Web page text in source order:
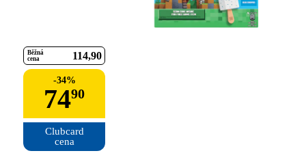
Běžná
cena
114 90
-34%
7490
Clubcard
cena